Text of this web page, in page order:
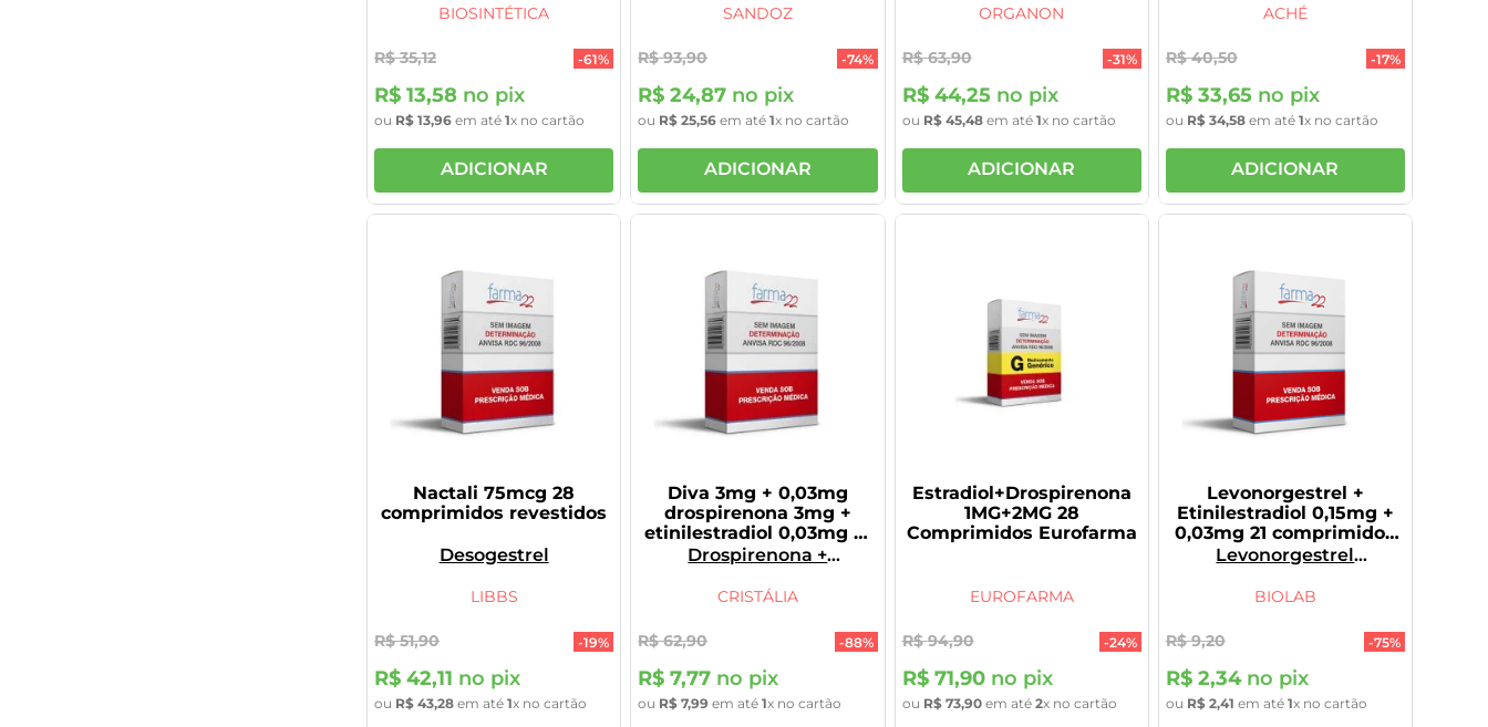
BIOSINTÉTICA
R$ 35,12 -61%
R$ 13,58 no pix
ou R$ 13,96 em até 1x no cartão
ADICIONAR
SANDOZ
R$ 93,90 -74%
R$ 24,87 no pix
ou R$ 25,56 em até1x no cartão
ADICIONAR
ORGANON
R$ 63,90 -31%
R$ 44,25no pix
ou R$ 45,48em até 1x no cartão
ADICIONAR
ACHÉ
R$ 40,50 -17%
R$ 33,65no pix
ou R$ 34,58em até 1x no cartão
ADICIONAR
Nactali 75mcg 28
comprimidos revestidos
Desogestrel
LIBBS
R$ 51,90 -19%
R$ 42,11 no pix
ou R$ 43,28 em até 1x no cartão
Diva 3mg + 0,03mg
drospirenona 3mg +
etinilestradiol 0,03mg 21
comprimidos revestidos
Drospirenona +
CRISTÁLIA
R$ 62,90 -88%
R$ 7,77 no pix
ou R$ 7,99 em até1x no cartão
Estradiol+Drospirenona
1MG+2MG 28
Comprimidos Eurofarma
EUROFARMA
R$ 94,90 -24%
R$ 71,90no pix
ou R$ 73,90em até 2x no cartão
Levonorgestrel +
Etinilestradiol 0,15mg +
0,03mg 21 comprimidos
revestidos Genérico
BIOLAB
Levonorgestrel
Etinilestradiol
BIOLAB
R$ 9,20 -75%
R$ 2,34no pix
ou R$ 2,41 em até 1x no cartão